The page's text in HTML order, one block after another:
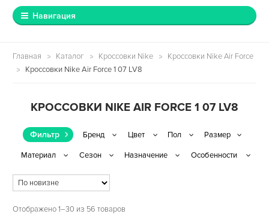
Навигация
Главная Каталог Кроссовки Nike
Кроссовки Nike Air Force
Кроссовки Nike Air Force 1 07 LV8
КРОССОВКИ NIKE AIR FORCE 1 07 LV8
Фильтр
Отображено 1–30 из 56 товаров